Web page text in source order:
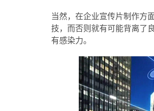
当然，在企业宣传片制作方
技，而否则就有可能背离了
有感染力。